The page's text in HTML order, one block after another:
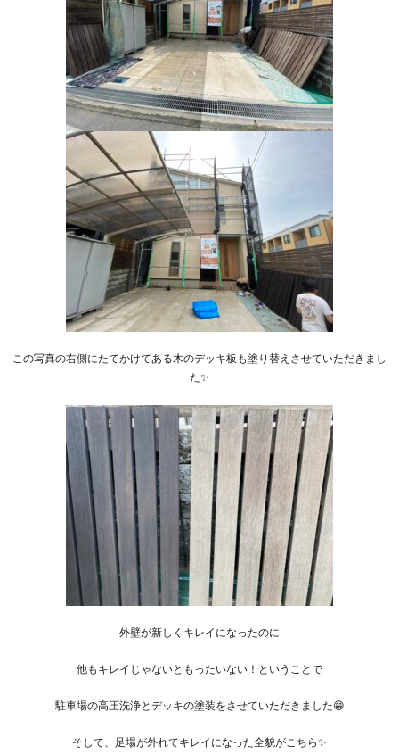
この写真の右側にたてかけてある木のデッキ板も塗り替えさせていただきまし
た✨
外壁が新しくキレイになったのに
他もキレイじゃないともったいない！ということで
駐車場の高圧洗浄とデッキの塗装をさせていただきました😁
そして、足場が外れてキレイになった全貌がこちら✨